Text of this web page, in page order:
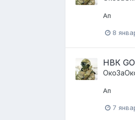
Ап
8
НВК GO
Ап
7